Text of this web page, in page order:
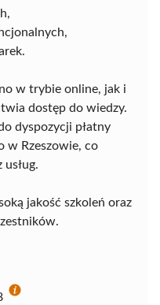
w trybie online, jak i
dostęp do wiedzy.
dyspozycji płatny
w Rzeszowie, co
jakość szkoleń oraz